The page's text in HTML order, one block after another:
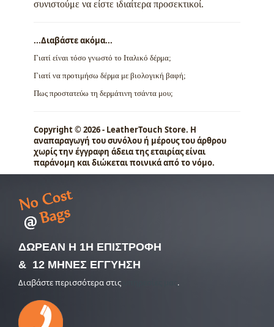
συνιστούμε να είστε ιδιαίτερα προσεκτικοί.
...Διαβάστε ακόμα...
Γιατί είναι τόσο γνωστό το Ιταλικό δέρμα;
Γιατί να προτιμήσω δέρμα με βιολογική βαφή;
Πως προστατεύω τη δερμάτινη τσάντα μου;
Copyright © 2026 - LeatherTouch Store. Η
αναπαραγωγή του συνόλου ή μέρους του άρθρου
χωρίς την έγγραφη άδεια της εταιρίας είναι
παράνομη και διώκεται ποινικά από το νόμο.
ΔΩΡΕΑΝ Η 1Η ΕΠΙΣΤΡΟΦΗ
& 12 ΜΗΝΕΣ ΕΓΓΥΗΣΗ
Διαβάστε περισσότερα στις .